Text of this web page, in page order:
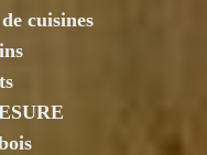
cuisines